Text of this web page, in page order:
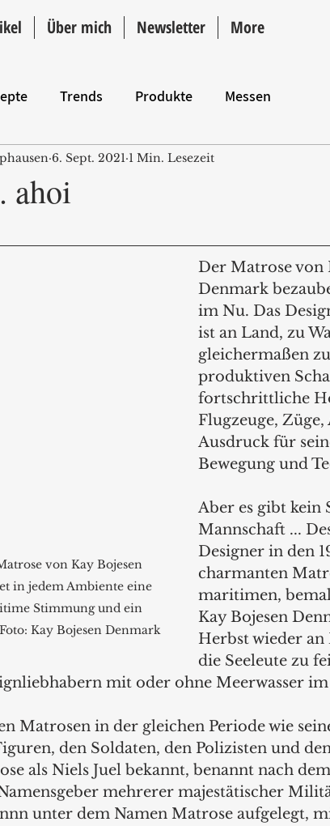
Über mich Newsletter More
Trends Produkte Messen
Intro
ahoi
6. Sept. 2021 1 Min. Lesezeit
von Kay Bojesen
in jedem Ambiente eine
Stimmung und ein
Kay Bojesen Denmark
Der Matrose von
Denmark
im Nu. Das
ist an Land, zu
gleichermaßen
produktiven
fortschrittliche
Flugzeuge,
Ausdruck für
Bewegung und
Aber es gibt kein
Mannschaft ...
Designer in den
charmanten
maritimen,
Kay Bojesen
Herbst wieder
die Seeleute zu
mit oder ohne Meerwasser
Matrosen in der gleichen Periode wie
den Soldaten, den Polizisten und
als Niels Juel bekannt, benannt nach
mehrerer majestätischer
unter dem Namen Matrose aufgelegt,